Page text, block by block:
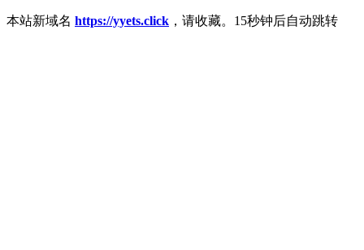
本站新域名 https://yyets.click ，请收藏。15秒钟后自动跳转